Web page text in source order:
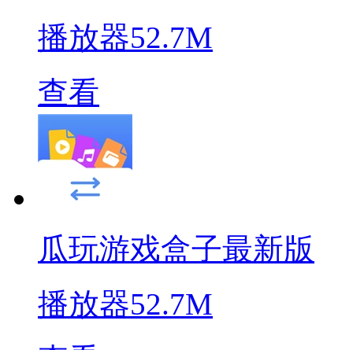
播放器52.7M
查看
瓜玩游戏盒子最新版
播放器52.7M